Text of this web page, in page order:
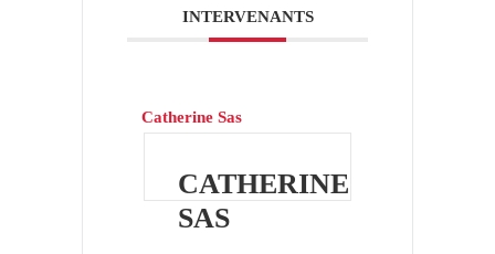
INTERVENANTS
Catherine Sas
CATHERINE
SAS